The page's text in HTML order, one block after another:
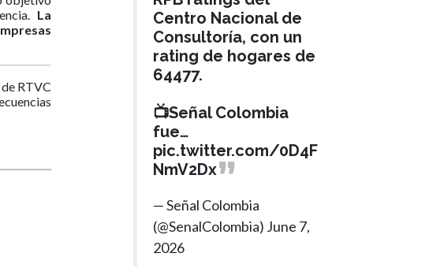
La
RTVC
Centro Nacional de
Consultoría, con un
rating de hogares de
64477.
📺Señal Colombia
fue…
pic.twitter.com/0D4F
NmV2Dx
— Señal Colombia
(@SenalColombia) June 7,
2026